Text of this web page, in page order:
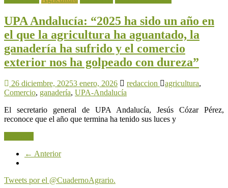
UPA Andalucía: “2025 ha sido un año en
el que la agricultura ha aguantado, la
ganadería ha sufrido y el comercio
exterior nos ha golpeado con dureza”
26 diciembre, 20253 enero, 2026 redaccion agricultura,
Comercio, ganadería, UPA-Andalucía
El secretario general de UPA Andalucía, Jesús Cózar Pérez,
reconoce que el año que termina ha tenido sus luces y
← Anterior
Tweets por el @CuadernoAgrario.